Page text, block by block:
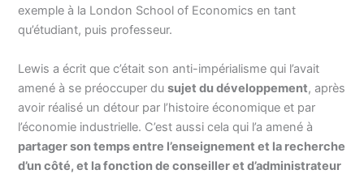
exemple à la London School of Economics en tant
qu’étudiant, puis professeur.
Lewis a écrit que c’était son anti-impérialisme qui l’avait
amené à se préoccuper dusujet du développement, après
avoir réalisé un détour par l’histoire économique et par
l’économie industrielle. C’est aussi cela qui l’a amené à
partager son temps entre l’enseignement et la recherche
d’un côté, et la fonction de conseiller et d’administrateur